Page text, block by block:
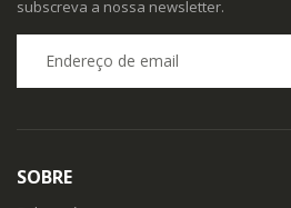
subscreva a nossa newsletter.
SOBRE